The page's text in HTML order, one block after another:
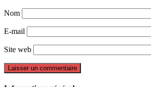
Nom
E-mail
Site web